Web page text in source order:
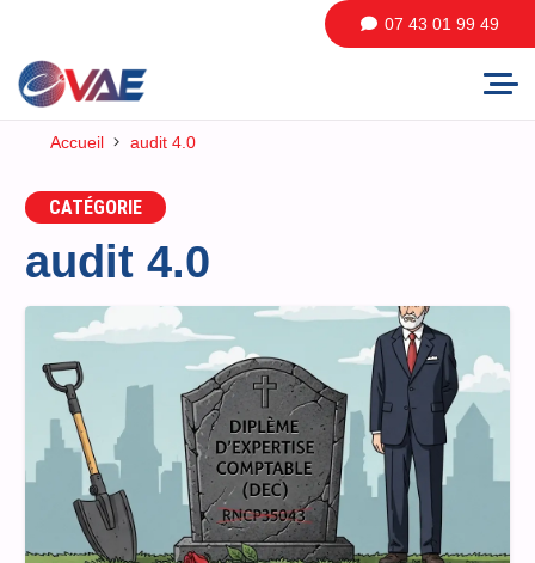
07 43 01 99 49
Accueil audit 4.0
CATÉGORIE
audit 4.0